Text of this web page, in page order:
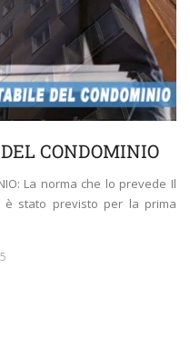
CONDOMINIO
La norma che lo prevede Il
è stato previsto per la prima